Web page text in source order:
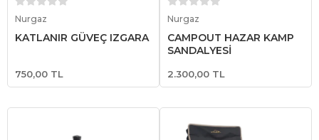
Nurgaz
KATLANIR GÜVEÇ IZGARA
750,00 TL
Nurgaz
CAMPOUT HAZAR KAMP
SANDALYESİ
2.300,00 TL